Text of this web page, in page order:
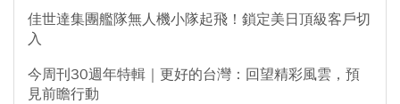
佳世達集團艦隊無人機小隊起飛！鎖定美日頂級客戶切
入
今周刊30週年特輯｜更好的台灣：回望精彩風雲，預
見前瞻行動